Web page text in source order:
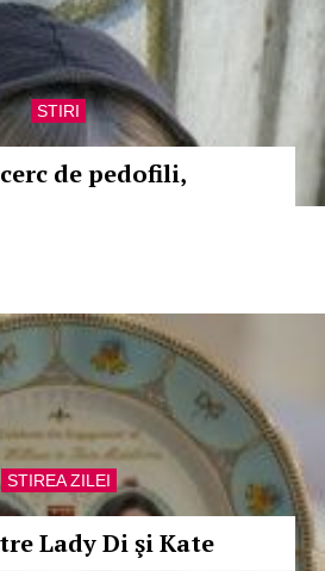
STIRI
de pedofili,
STIREA ZILEI
Lady Di şi Kate